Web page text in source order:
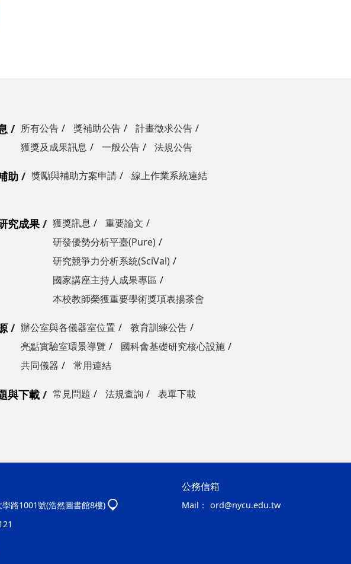
所有公告 獎補助公告
計畫徵求公告
獲獎及成果訊息
一般公告 法規公告
助 獎勵與補助方案申請 線上作業系統連結
究成果 獲獎訊息
重要論文
研發優勢分析平臺(Pure)
研究競爭力分析系統(SciVal)
國家講座主持人成果專區
本校教師榮獲重要學術獎項表揚茶會
辦公室與各儀器室位置
教育訓練公告
亮點實驗室環景導覽
國科會基礎研究核心設施
共同儀器
常用連結
與下載 常見問題 法規查詢 表單下載
路1001號(浩然圖書館8樓)
公務信箱
Mail： ord@nycu.edu.tw